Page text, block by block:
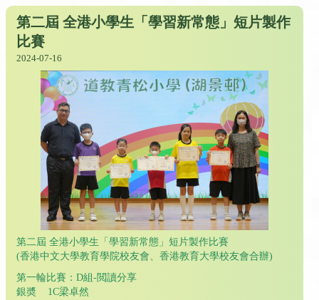
第二屆 全港小學生「學習新常態」短片製作
比賽
2024-07-16
第二屆 全港小學生「學習新常態」短片製作比賽
(香港中文大學教育學院校友會、香港教育大學校友會合辦)
第一輪比賽：D組-閲讀分享
銀奬 1C梁卓然